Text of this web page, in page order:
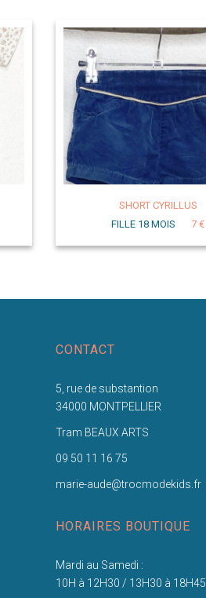
SHORT CYRILLUS
FILLE 18 MOIS
7 €
CONTACT
5, rue de substantion
34000 MONTPELLIER
Tram BEAUX ARTS
09 50 11 16 75
marie-aude@trocmodekids.fr
HORAIRES BOUTIQUE
Mardi au Samedi :
10H à 12H30 / 13H30 à 18H45